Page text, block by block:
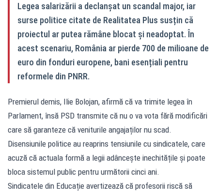
Legea salarizării a declanșat un scandal major, iar
surse politice citate de Realitatea Plus susțin că
proiectul ar putea rămâne blocat și neadoptat. În
acest scenariu, România ar pierde 700 de milioane de
euro din fonduri europene, bani esențiali pentru
reformele din PNRR.
Premierul demis, Ilie Bolojan, afirmă că va trimite legea în
Parlament, însă PSD transmite că nu o va vota fără modificări
care să garanteze că veniturile angajaților nu scad.
Disensiunile politice au reaprins tensiunile cu sindicatele, care
acuză că actuala formă a legii adâncește inechitățile și poate
bloca sistemul public pentru următorii cinci ani.
Sindicatele din Educație avertizează că profesorii riscă să